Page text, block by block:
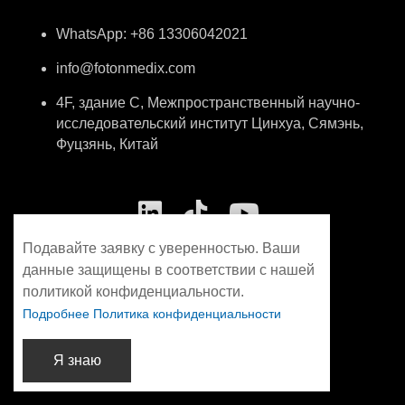
WhatsApp: +86 13306042021
info@fotonmedix.com
4F, здание C, Межпространственный научно-
исследовательский институт Цинхуа, Сямэнь,
Фуцзянь, Китай
Подавайте заявку с уверенностью. Ваши
данные защищены в соответствии с нашей
политикой конфиденциальности.
Подробнее Политика конфиденциальности
Я знаю